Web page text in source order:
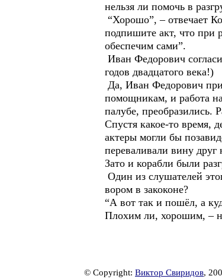
нельзя ли помочь в
“Хорошо”, – отвечает
подпишите акт, что при
обеспечим сами”.
Иван Федорович
годов двадцатого века!)
Да, Иван Федорович
помощникам, и работа
палубе, преобразились.
Спустя какое-то время,
актеры могли бы
переваливали вину
Зато и корабли были
Один из слушателей
вором в закоконе?
“А вот так и пошёл, а
Плохим ли, хорошим, –
© Copyright: Виктор Свиридов,